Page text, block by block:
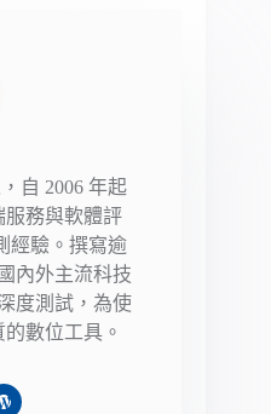
自 2006 年起
服務與軟體評
經驗。撰寫逾
內外主流科技
度測試，為使
數位工具。